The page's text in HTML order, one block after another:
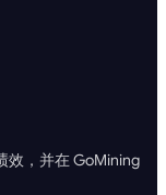
效，并在 GoMining